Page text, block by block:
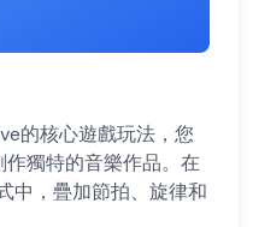
的核心遊戲玩法，您
獨特的音樂作品。在
中，疊加節拍、旋律和